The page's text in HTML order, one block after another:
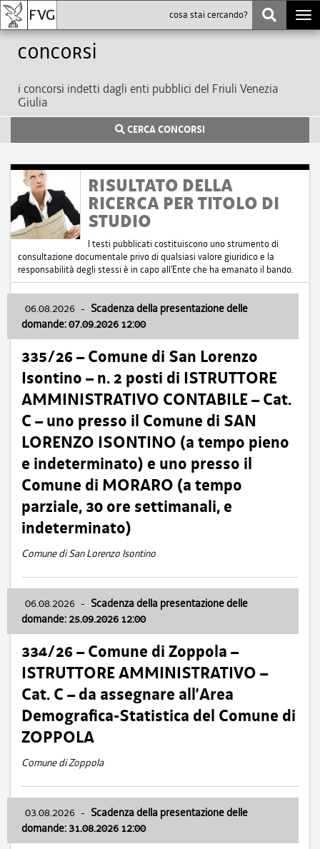
Concorsi
i concorsi indetti dagli enti pubblici del Friuli Venezia
Giulia
CERCA CONCORSI
RISULTATO DELLA
RICERCA PER TITOLO DI
STUDIO
I testi pubblicati costituiscono uno strumento di
consultazione documentale privo di qualsiasi valore giuridico e la
responsabilità degli stessi è in capo all'Ente che ha emanato il bando.
06.08.2026 - Scadenza della presentazione delle
domande: 07.09.2026 12:00
335/26 – Comune di San Lorenzo
Isontino – n. 2 posti di ISTRUTTORE
AMMINISTRATIVO CONTABILE – Cat.
C – uno presso il Comune di SAN
LORENZO ISONTINO (a tempo pieno
e indeterminato) e uno presso il
Comune di MORARO (a tempo
parziale, 30 ore settimanali, e
indeterminato)
Comune di San Lorenzo Isontino
06.08.2026 - Scadenza della presentazione delle
domande: 25.09.2026 12:00
334/26 – Comune di Zoppola –
ISTRUTTORE AMMINISTRATIVO –
Cat. C – da assegnare all’Area
Demografica-Statistica del Comune di
ZOPPOLA
Comune di Zoppola
03.08.2026 - Scadenza della presentazione delle
domande: 31.08.2026 12:00